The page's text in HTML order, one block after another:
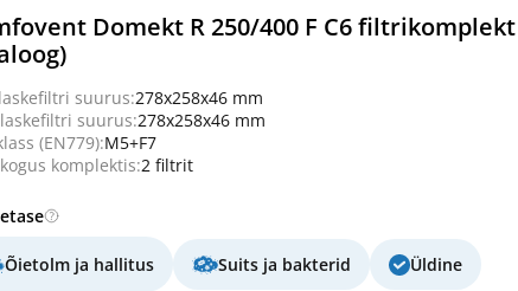
Domekt R 250/400 F C6 filtrikomplekt
suurus:278x258x46 mm
suurus:278x258x46 mm
(EN779):M5+F7
komplektis:2 filtrit
Õietolm ja hallitus Suits ja bakterid
Üldine